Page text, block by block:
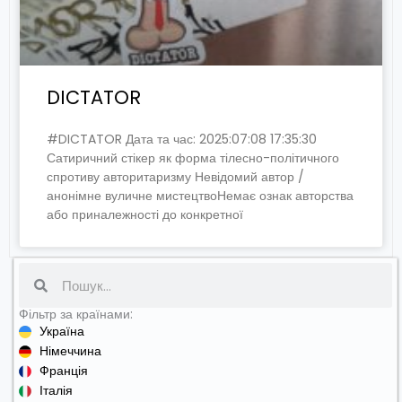
DICTATOR
#DICTATOR Дата та час: 2025:07:08 17:35:30
Сатиричний стікер як форма тілесно-політичного
спротиву авторитаризму Невідомий автор /
анонімне вуличне мистецтвоНемає ознак авторства
або приналежності до конкретної
Фільтр за країнами:
Україна
Німеччина
Франція
Італія